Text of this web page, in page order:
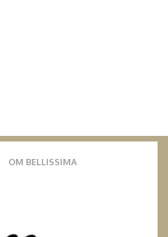
OM BELLISSIMA